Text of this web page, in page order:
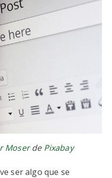
Moserde Pixabay
ser algo que se